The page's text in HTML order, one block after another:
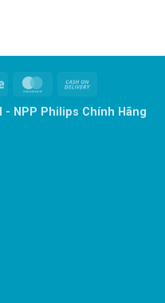
Stripe MasterCard
Delivery
- NPP Philips Chính Hãng